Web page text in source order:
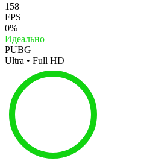
158
FPS
0%
Идеально
PUBG
Ultra • Full HD